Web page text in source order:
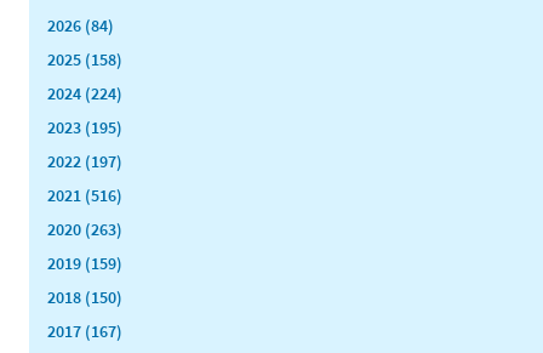
2026 (84)
2025 (158)
2024 (224)
2023 (195)
2022 (197)
2021 (516)
2020 (263)
2019 (159)
2018 (150)
2017 (167)